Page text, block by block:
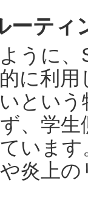
ーティ
うに
に利
とい
、学
いま
炎上